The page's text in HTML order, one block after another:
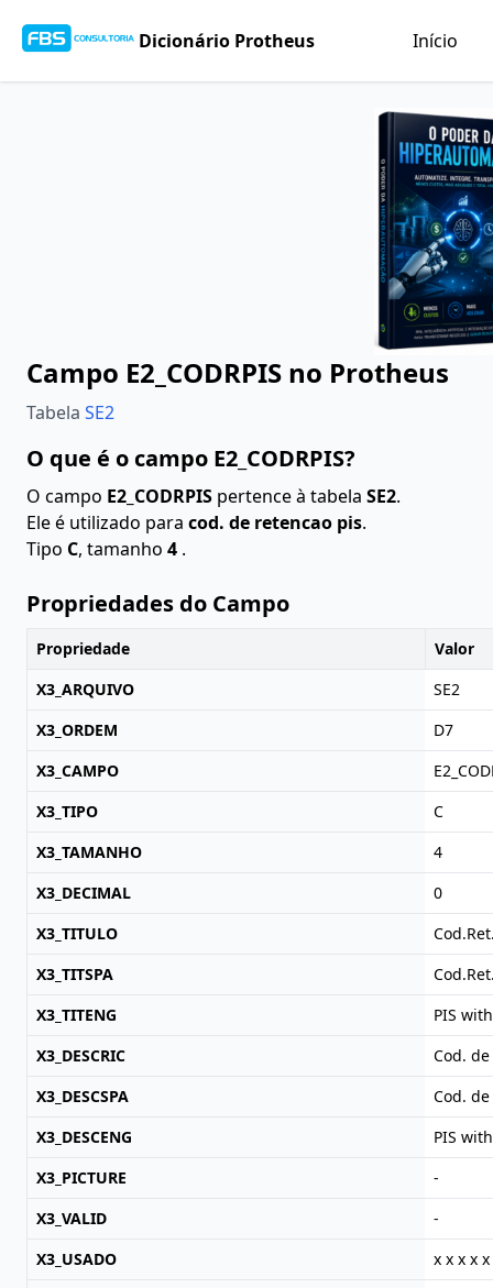
Dicionário Protheus Início
Campo E2_CODRPIS no Protheus
Tabela SE2
O que é o campo E2_CODRPIS?
O campo E2_CODRPIS pertence à tabela SE2.
Ele é utilizado para cod. de retencao pis.
Tipo C, tamanho 4 .
Propriedades do Campo
Propriedade
Valor
X3_ARQUIVO
SE2
X3_ORDEM
D7
X3_CAMPO
X3_TIPO
C
X3_TAMANHO
4
X3_DECIMAL
0
X3_TITULO
X3_TITSPA
X3_TITENG
PIS
X3_DESCRIC
Cod.
X3_DESCSPA
Cod.
X3_DESCENG
PIS
X3_PICTURE
-
X3_VALID
-
X3_USADO
x x x x